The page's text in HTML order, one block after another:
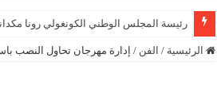
رئيسة المجلس الوطني الكونغولي رونا مكدانيل
الرئيسية / الفن / إدارة مهرجان تحاول النصب